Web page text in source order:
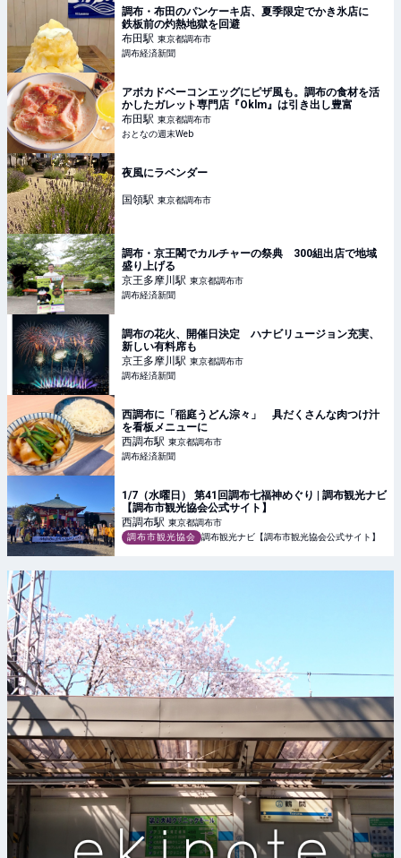
調布・布田のパンケーキ店、夏季限定でかき氷店に
鉄板前の灼熱地獄を回避
布田駅 東京都調布市
調布経済新聞
アボカドベーコンエッグにピザ風も。調布の食材を活
かしたガレット専門店『Oklm』は引き出し豊富
布田駅 東京都調布市
おとなの週末Web
夜風にラベンダー
国領駅 東京都調布市
調布・京王閣でカルチャーの祭典 300組出店で地域
盛り上げる
京王多摩川駅 東京都調布市
調布経済新聞
調布の花火、開催日決定 ハナビリュージョン充実、
新しい有料席も
京王多摩川駅 東京都調布市
調布経済新聞
西調布に「稲庭うどん淙々」 具だくさんな肉つけ汁
を看板メニューに
西調布駅 東京都調布市
調布経済新聞
1/7（水曜日） 第41回調布七福神めぐり | 調布観光ナビ
【調布市観光協会公式サイト】
西調布駅 東京都調布市
調布市観光協会
調布観光ナビ【調布市観光協会公式サイト】